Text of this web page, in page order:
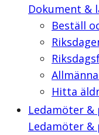
Dokument &
Beställ
Hitta
Ledamöter
Ledamöter